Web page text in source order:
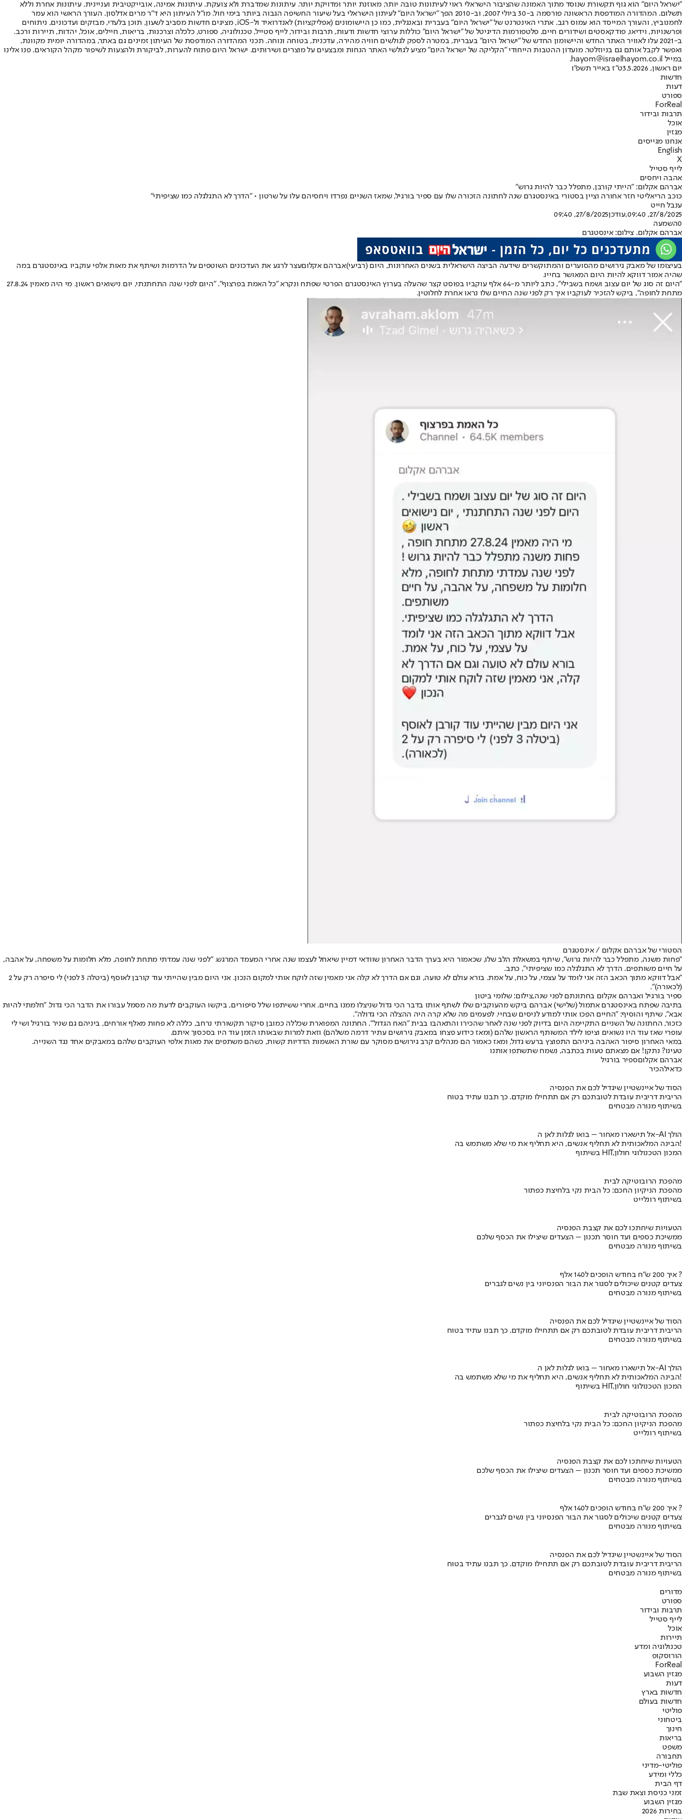
"ישראל היום" הוא גוף תקשורת שנוסד מתוך האמונה שהציבור הישראלי ראוי לעיתונות טובה יותר, מאוזנת יותר ומדויקת יותר. עיתונות שמדברת ולא צועקת. עיתונות אמינה, אובייקטיבית ועניינית. עיתונות אחרת וללא
תשלום. המהדורה המודפסת הראשונה פורסמה ב-30 ביולי 2007, וב-2010 הפך "ישראל היום" לעיתון הישראלי בעל שיעור החשיפה הגבוה ביותר בימי חול. מו"ל העיתון היא ד"ר מרים אדלסון. העורך הראשי הוא עמר
לחמנוביץ, והעורך המייסד הוא עמוס רגב. אתרי האינטרנט של "ישראל היום" בעברית ובאנגלית, כמו כן היישומונים (אפליקציות) לאנדרואיד ול-iOS, מציגים חדשות מסביב לשעון, תוכן בלעדי, מבזקים ועדכונים, ניתוחים
ופרשנויות, וידיאו, פודקאסטים ושידורים חיים. פלטפורמות הדיגיטל של "ישראל היום" כוללות ערוצי חדשות ודעות, תרבות ובידור, לייף סטייל, טכנולוגיה, ספורט, כלכלה וצרכנות, בריאות, חיילים, אוכל, יהדות, תיירות ורכב.
ב-2021 עלו לאוויר האתר החדש והיישומון החדש של "ישראל היום" בעברית, במטרה לספק לגולשים חוויה מהירה, עדכנית, בטוחה ונוחה. תכני המהדורה המודפסת של העיתון זמינים גם באתר, במהדורה יומית מקוונת,
ואפשר לקבל אותם גם בניוזלטר. מועדון ההטבות הייחודי "הקליקה של ישראל היום" מציע לגולשי האתר הנחות ומבצעים על מוצרים ושירותים. ישראל היום פתוח להערות, לביקורת ולהצעות לשיפור מקהל הקוראים. פנו אלינו
במייל hayom@israelhayom.co.il.
יום ראשון, 3.5.2026
ט"ז באייר תשפ"ו
חדשות
דעות
ספורט
ForReal
תרבות ובידור
אוכל
מגזין
אנחנו מגייסים
English
X
לייף סטייל
אהבה ויחסים
אברהם אקלום: "הייתי קורבן, מתפלל כבר להיות גרוש"
כוכב הריאליטי חזר אחורה וציין בסטורי באינסטגרם שנה לחתונה הזכורה שלו עם ספיר בורגיל, שמאז השניים נפרדו ויחסיהם עלו על שרטון • "הדרך לא התגלגלה כמו שציפיתי"
ענבל חייט
27/8/2025, 09:40
,עודכן27/8/2025, 09:40
0השמעה
אברהם אקלום. צילום: אינסטגרם
בעיצומו של מאבק גירושים מהסוערים והמתוקשרים שידעה הביצה הישראלית בשנים האחרונות, היום (רביעי)אברהם אקלוםעצר לרגע את העדכונים השוטפים על הדרמות ושיתף את מאות אלפי עוקביו באינסטגרם במה
שהיה אמור דווקא להיות היום המאושר בחייו.
"היום זה סוג של יום עצוב ושמח בשבילי", כתב ליותר מ-64 אלף עוקביו בפוסט קצר שהעלה בערוץ האינסטגרם הפרטי שפתח ונקרא "כל האמת בפרצוף". "היום לפני שנה התחתנתי, יום נישואים ראשון. מי היה מאמין 27.8.24
מתחת לחופה", ביקש להזכיר לעוקביו איך רק לפני שנה החיים שלו נראו אחרת לחלוטין.
הסטורי של אברהם אקלום / אינסטגרם
"פחות משנה, מתפלל כבר להיות גרוש", שיתף במשאלת הלב שלו, שכאמור היא בערך הדבר האחרון שוודאי דמיין שיאחל לעצמו שנה אחרי המעמד המרגש. "לפני שנה עמדתי מתחת לחופה, מלא חלומות על משפחה, על אהבה,
על חיים משותפים. הדרך לא התגלגלה כמו שציפיתי", כתב.
"אבל דווקא מתוך הכאב הזה אני לומד על עצמי, על כוח, על אמת. בורא עולם לא טועה, וגם אם הדרך לא קלה אני מאמין שזה לוקח אותי למקום הנכון. אני היום מבין שהייתי עוד קורבן לאוסף (ביטלה 3 לפני) לי סיפרה רק על 2
(לכאורה)".
ספיר בורגיל ואברהם אקלום בחתונתם לפני שנה,צילום: שלומי ביטון
בתיבה שפתח באינסטגרם אתמול (שלישי) אברהם ביקש מהעוקבים שלו לשתף אותו בדבר הכי גדול שניצלו ממנו בחיים. אחרי ששיתפו שלל סיפורים, ביקשו העוקבים לדעת מה מסמל עבורו את הדבר הכי גדול. "חלמתי להיות
אבא", שיתף והוסיף: "החיים הפכו אותי למודע לניסים שבחיי. לפעמים מה שלא קרה היה ההצלה הכי גדולה".
כזכור, החתונה של השניים התקיימה היום בדיוק לפני שנה לאחר שהכירו והתאהבו בבית "האח הגדול". החתונה המפוארת שכללה כמובן סיקור תקשורתי נרחב, כללה לא פחות מאלף אורחים, ביניהם גם שניר בורגיל ושי לי
עופרי שאז עוד היו נשואים וציפו לילד המשותף הראשון שלהם (ומאז כידוע פצחו במאבק גירושים עתיר דרמה משלהם) וזאת למרות שבאותו הזמן עוד היו בסכסוך איתם.
במאי האחרון סיפור האהבה ביניהם התפוצץ ברעש גדול, ומאז כאמור הם מנהלים קרב גירושים מסוקר עם שורת האשמות הדדיות קשות, כשהם משתפים את מאות אלפי העוקבים שלהם במאבקים אחד נגד השנייה.
טעינו? נתקן! אם מצאתם טעות בכתבה, נשמח שתשתפו אותנו
אברהם אקלוםספיר בורגיל
כדאילהכיר
הסוד של איינשטיין שיגדיל לכם את הפנסיה
הריבית דריבית עובדת לטובתכם רק אם תתחילו מוקדם. כך תבנו עתיד בטוח
בשיתוף מנורה מבטחים
אל תישארו מאחור – בואו לגלות לאן ה-AI הולך
הבינה המלאכותית לא תחליף אנשים, היא תחליף את מי שלא משתמש בה!
בשיתוף HIT,המכון הטכנולוגי חולון
מהפכת הרובוטיקה לבית
מהפכת הניקיון החכם: כל הבית נקי בלחיצת כפתור
בשיתוף רונלייט
הטעויות שיחתכו לכם את קצבת הפנסיה
ממשיכת כספים ועד חוסר תכנון – הצעדים שיצילו את הכסף שלכם
בשיתוף מנורה מבטחים
איך 200 ש"ח בחודש הופכים ל140 אלף ?
צעדים קטנים שיכולים לסגור את הבור הפנסיוני בין נשים לגברים
בשיתוף מנורה מבטחים
הסוד של איינשטיין שיגדיל לכם את הפנסיה
הריבית דריבית עובדת לטובתכם רק אם תתחילו מוקדם. כך תבנו עתיד בטוח
בשיתוף מנורה מבטחים
אל תישארו מאחור – בואו לגלות לאן ה-AI הולך
הבינה המלאכותית לא תחליף אנשים, היא תחליף את מי שלא משתמש בה!
בשיתוף HIT,המכון הטכנולוגי חולון
מהפכת הרובוטיקה לבית
מהפכת הניקיון החכם: כל הבית נקי בלחיצת כפתור
בשיתוף רונלייט
הטעויות שיחתכו לכם את קצבת הפנסיה
ממשיכת כספים ועד חוסר תכנון – הצעדים שיצילו את הכסף שלכם
בשיתוף מנורה מבטחים
איך 200 ש"ח בחודש הופכים ל140 אלף ?
צעדים קטנים שיכולים לסגור את הבור הפנסיוני בין נשים לגברים
בשיתוף מנורה מבטחים
הסוד של איינשטיין שיגדיל לכם את הפנסיה
הריבית דריבית עובדת לטובתכם רק אם תתחילו מוקדם. כך תבנו עתיד בטוח
בשיתוף מנורה מבטחים
מדורים
ספורט
תרבות ובידור
לייף סטייל
אוכל
תיירות
טכנולוגיה ומדע
הורוסקופ
ForReal
מגזין השבוע
דעות
חדשות בארץ
חדשות בעולם
פוליטי
ביטחוני
חינוך
בריאות
משפט
תחבורה
פוליטי-מדיני
כללי ומידע
דף הבית
זמני כניסת וצאת שבת
מגזין השבוע
בחירות 2026